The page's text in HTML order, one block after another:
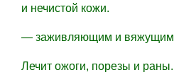
и нечистой кожи.
— заживляющим и вяжущим
Лечит ожоги, порезы и раны.